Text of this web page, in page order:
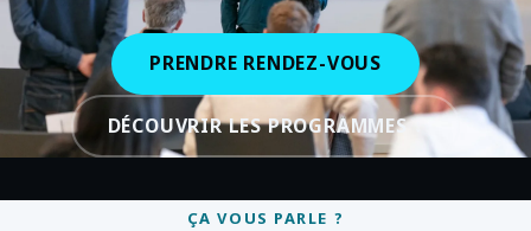
PRENDRE RENDEZ-VOUS
DÉCOUVRIR LES PROGRAMMES ↓
ÇA VOUS PARLE ?